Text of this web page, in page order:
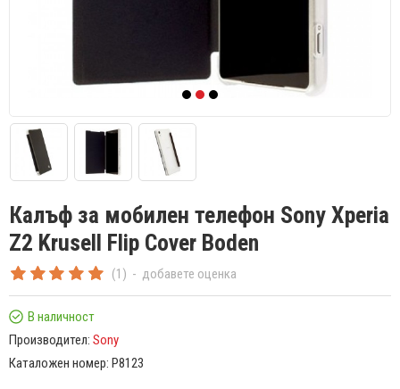
Калъф за мобилен телефон Sony Xperia
Z2 Krusell Flip Cover Boden
(1) - добавете оценка
В наличност
Производител: Sony
Каталожен номер: P8123